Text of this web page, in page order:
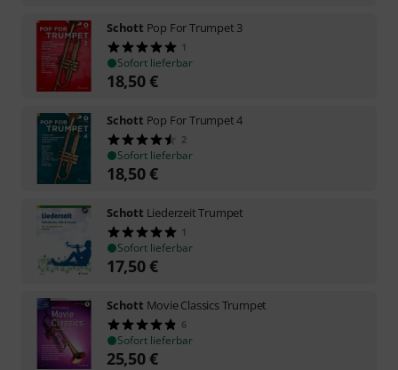
Schott Pop For Trumpet 3
1
Sofort lieferbar
18,50€
Schott Pop For Trumpet 4
2
Sofort lieferbar
18,50€
Schott Liederzeit Trumpet
1
Sofort lieferbar
17,50€
Schott Movie Classics Trumpet
6
Sofort lieferbar
25,50€